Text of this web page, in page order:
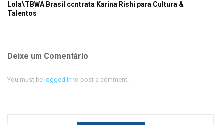
Lola\TBWA Brasil contrata Karina Rishi para Cultura &
Talentos
Deixe um Comentário
You must be logged in to post a comment.